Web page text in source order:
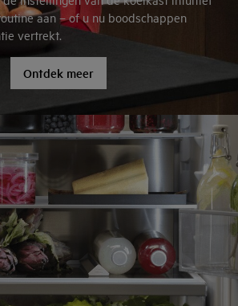
aan – of u nu boodschappen
vertrekt.
Ontdek meer